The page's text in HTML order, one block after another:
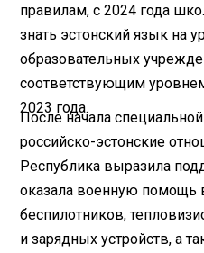
правилам, с 2024 года
знать эстонский язык на
образовательных
соответствующим
2023 года.
После начала
российско-эстонские
Республика выразила
оказала военную помощь
беспилотников,
и зарядных устройств, а